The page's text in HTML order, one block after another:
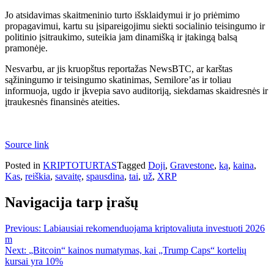
Jo atsidavimas skaitmeninio turto išsklaidymui ir jo priėmimo
propagavimui, kartu su įsipareigojimu siekti socialinio teisingumo ir
politinio įsitraukimo, suteikia jam dinamišką ir įtakingą balsą
pramonėje.
Nesvarbu, ar jis kruopštus reportažas NewsBTC, ar karštas
sąžiningumo ir teisingumo skatinimas, Semilore’as ir toliau
informuoja, ugdo ir įkvepia savo auditoriją, siekdamas skaidresnės ir
įtraukesnės finansinės ateities.
Source link
Posted in KRIPTOTURTASTagged Doji, Gravestone, ką, kaina,
Kas, reiškia, savaitę, spausdina, tai, už, XRP
Navigacija tarp įrašų
Previous: Labiausiai rekomenduojama kriptovaliuta investuoti 2026
m
Next: „Bitcoin“ kainos numatymas, kai „Trump Caps“ kortelių
kursai yra 10%